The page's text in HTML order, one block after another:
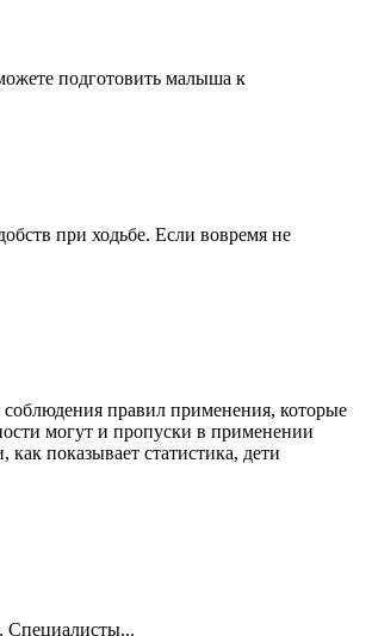
подготовить малыша к
при ходьбе. Если вовремя не
правил применения, которые
могут и пропуски в применении
показывает статистика, дети
Специалисты...